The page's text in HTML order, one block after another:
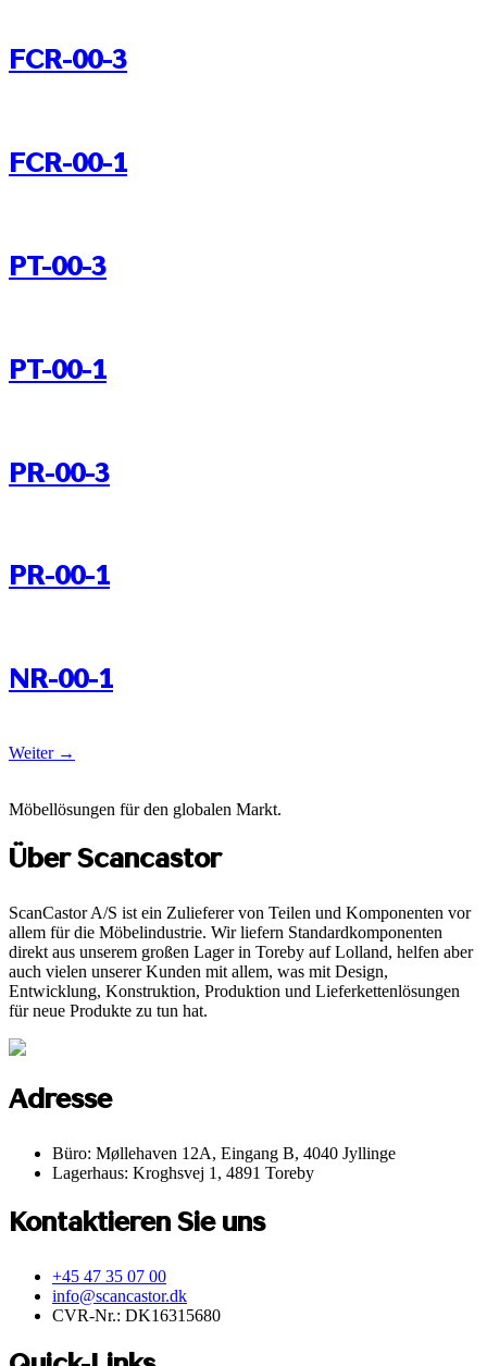
FCR-00-3
FCR-00-1
PT-00-3
PT-00-1
PR-00-3
PR-00-1
NR-00-1
Weiter →
Möbellösungen für den globalen Markt.
Über Scancastor
ScanCastor A/S ist ein Zulieferer von Teilen und Komponenten vor
allem für die Möbelindustrie. Wir liefern Standardkomponenten
direkt aus unserem großen Lager in Toreby auf Lolland, helfen aber
auch vielen unserer Kunden mit allem, was mit Design,
Entwicklung, Konstruktion, Produktion und Lieferkettenlösungen
für neue Produkte zu tun hat.
Adresse
Büro: Møllehaven 12A, Eingang B, 4040 Jyllinge
Lagerhaus: Kroghsvej 1, 4891 Toreby
Kontaktieren Sie uns
+45 47 35 07 00
info@scancastor.dk
CVR-Nr.: DK16315680